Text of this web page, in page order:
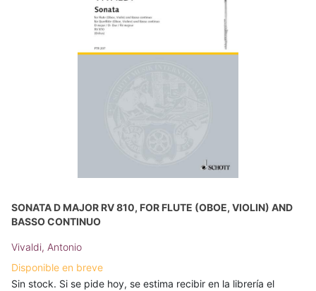
SONATA D MAJOR RV 810, FOR FLUTE (OBOE, VIOLIN) AND
BASSO CONTINUO
Vivaldi, Antonio
Disponible en breve
Sin stock. Si se pide hoy, se estima recibir en la librería el